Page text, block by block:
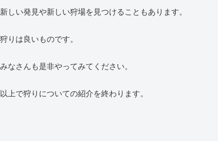
新しい発見や新しい狩場を見つけることもあります。
狩りは良いものです。
みなさんも是非やってみてください。
以上で狩りについての紹介を終わります。